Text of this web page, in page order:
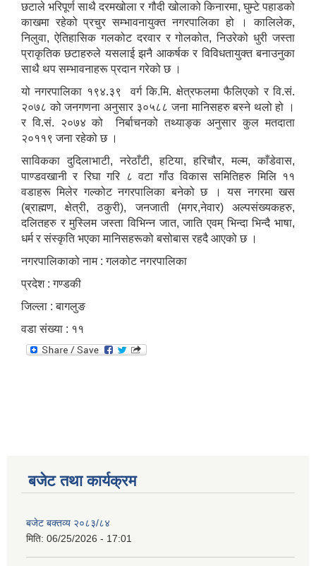
छटाले भरिपूर्ण साथै दरमखोला र गौदी खोलाको किनारमा, घुम्टे पहाडको
काखमा रहेको प्रचुर सम्भावनायुक्त नगरपालिका हो । कालिलेक,
निलुवा, ऐतिहासिक गलकोट दरवार र गोलकोत, निउरेको धुरी जस्ता
प्राकृतिक छटाहरुले यसलाई झनै आकर्षक र विविधतायुक्त बनाउनुका
साथै थप सम्भावनाहरू प्रदान गरेको छ ।
यो नगरपालिका १९४.३९ वर्ग कि.मि. क्षेत्रफलमा फैलिएको र वि.सं.
२०७८ को जनगणना अनुसार ३०५८८ जना मानिसहरु बस्ने थलो हो ।
र वि.सं. २०७४ को निर्बाचनको तथ्याङ्क अनुसार कुल मतदाता
२०११९ जना रहेको छ ।
साविकका दुदिलाभाटी, नरेठाँटी, हटिया, हरिचौर, मल्म, काँडेवास,
पाण्डवखानी र रिघा गरि ८ वटा गाँउ विकास समितिहरु मिलि ११
वडाहरू मिलेर गल्कोट नगरपालिका बनेको छ । यस नगरमा खस
(ब्राह्मण, क्षेत्री, ठकुरी), जनजाती (मगर,नेवार) अल्पसंख्यकहरु,
दलितहरु र मुस्लिम जस्ता विभिन्न जात, जाति एवम् भिन्दा भिन्दै भाषा,
धर्म र संस्कृति भएका मानिसहरूको बसोबास रहदै आएको छ ।
नगरपालिकाको नाम : गलकोट नगरपालिका
प्रदेश : गण्डकी
जिल्ला : बागलुङ
वडा संख्या : ११
बजेट तथा कार्यक्रम
बजेट बक्तव्य २०८३/८४
मिति: 06/25/2026 - 17:01